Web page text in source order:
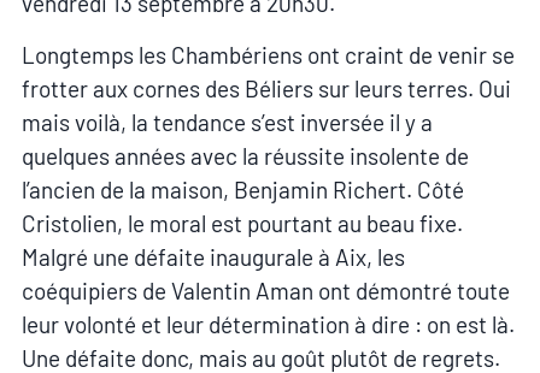
Longtemps les Chambériens ont craint de venir se
frotter aux cornes des Béliers sur leurs terres. Oui
mais voilà, la tendance s’est inversée il y a
quelques années avec la réussite insolente de
l’ancien de la maison, Benjamin Richert. Côté
Cristolien, le moral est pourtant au beau fixe.
Malgré une défaite inaugurale à Aix, les
coéquipiers de Valentin Aman ont démontré toute
leur volonté et leur détermination à dire : on est là.
Une défaite donc, mais au goût plutôt de regrets.